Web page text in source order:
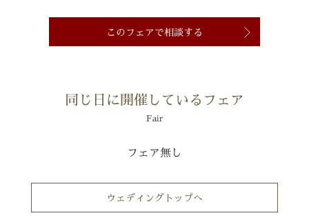
このフェアで相談する
同じ日に開催しているフェア
Fair
フェア無し
ウェディングトップへ